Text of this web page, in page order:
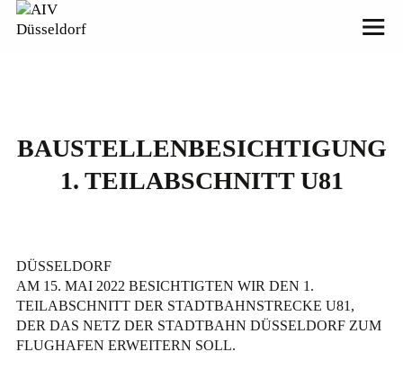
BAUSTELLENBESICHTIGUNG
1. TEILABSCHNITT U81
DÜSSELDORF
AM 15. MAI 2022 BESICHTIGTEN WIR DEN 1.
TEILABSCHNITT DER STADTBAHNSTRECKE U81,
DER DAS NETZ DER STADTBAHN DÜSSELDORF ZUM
FLUGHAFEN ERWEITERN SOLL.